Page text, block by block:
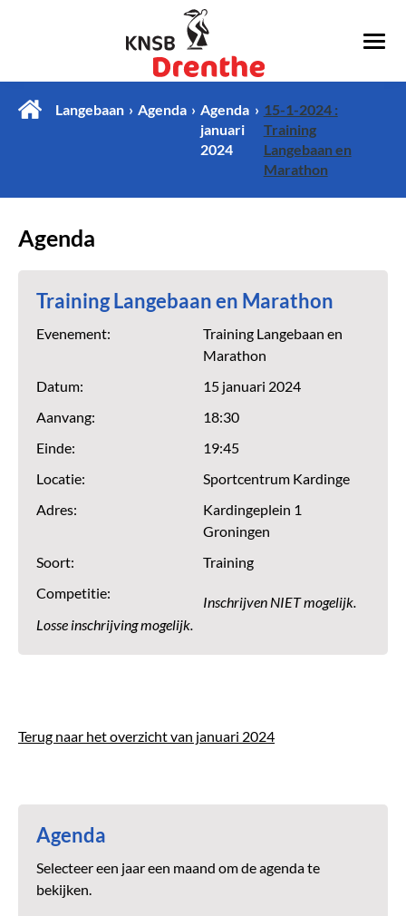
Langebaan Agenda
Agenda
januari
2024
15-1-2024 :
Training
Langebaan en
Marathon
Agenda
Training Langebaan en Marathon
Evenement:
Training Langebaan en
Marathon
Datum:
15 januari 2024
Aanvang:
18:30
Einde:
19:45
Locatie:
Sportcentrum Kardinge
Adres:
Kardingeplein 1
Groningen
Soort:
Training
Competitie:
Inschrijven NIET mogelijk.
Losse inschrijving mogelijk.
Terug naar het overzicht van januari 2024
Agenda
Selecteer een jaar een maand om de agenda te
bekijken.